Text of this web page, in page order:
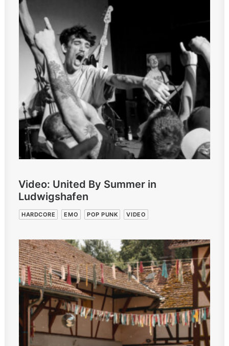
Video: United By Summer in
Ludwigshafen
HARDCORE EMO POP PUNK VIDEO